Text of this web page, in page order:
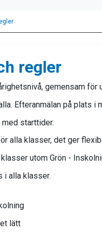
regler
gemensam för
Efteranmälan på plats i
starttider.
alla klasser, det ger
utom Grön -
i alla klasser.
lätt